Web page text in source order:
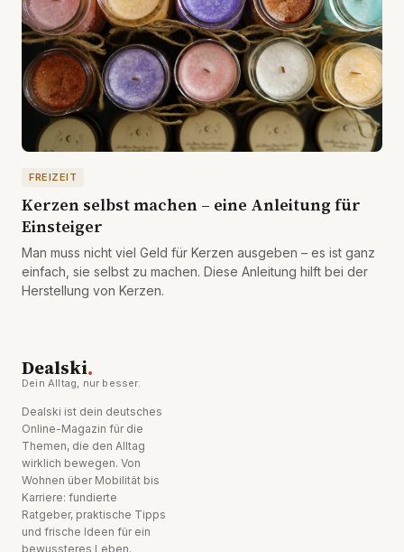
FREIZEIT
Kerzen selbst machen – eine Anleitung für
Einsteiger
Man muss nicht viel Geld für Kerzen ausgeben – es ist ganz
einfach, sie selbst zu machen. Diese Anleitung hilft bei der
Herstellung von Kerzen.
Dealski.
Dein Alltag, nur besser.
Dealski ist dein deutsches
Online-Magazin für die
Themen, die den Alltag
wirklich bewegen. Von
Wohnen über Mobilität bis
Karriere: fundierte
Ratgeber, praktische Tipps
und frische Ideen für ein
bewussteres Leben.